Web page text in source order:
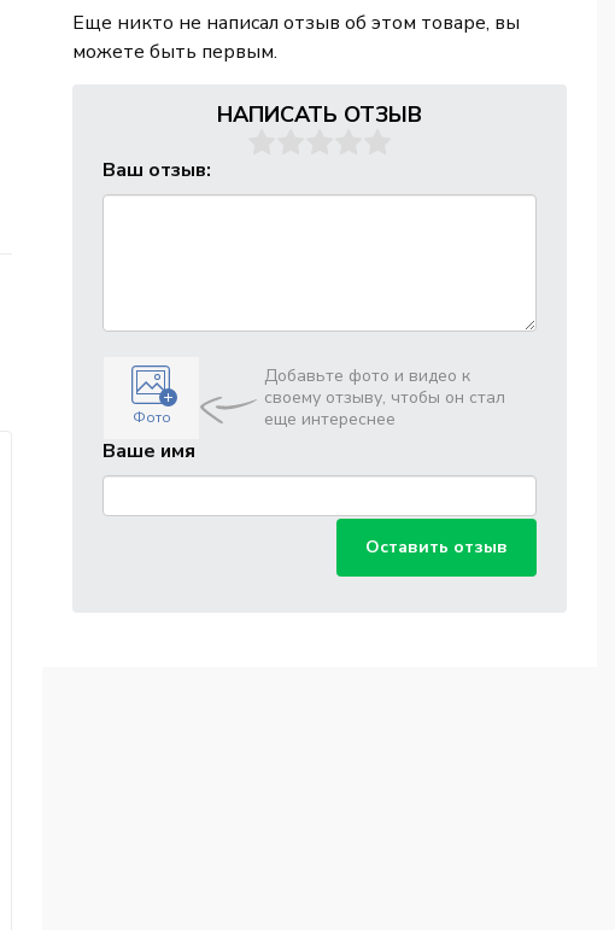
Еще никто не написал отзыв об этом товаре, вы
можете быть первым.
НАПИСАТЬ ОТЗЫВ
Ваш отзыв:
Фото
Добавьте фото и видео к
своему отзыву, чтобы он стал
еще интереснее
Ваше имя
Оставить отзыв